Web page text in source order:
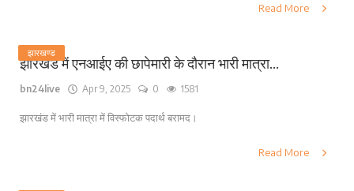
Read More
झारखण्ड
झारखंड में एनआईए की छापेमारी के दौरान भारी मात्रा...
bn24live Apr 9, 2025 0 1581
झारखंड में भारी मात्रा में विस्फोटक पदार्थ बरामद।
Read More